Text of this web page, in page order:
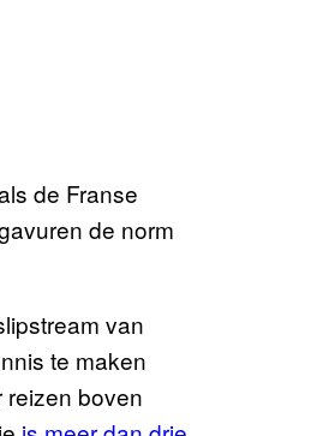
de Franse
de norm
van
te maken
reizen boven